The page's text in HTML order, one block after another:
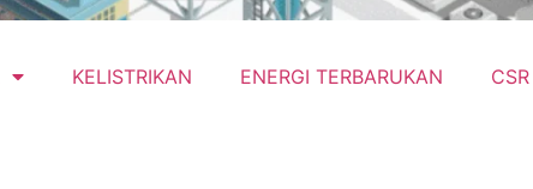
KELISTRIKAN ENERGI TERBARUKAN CSR